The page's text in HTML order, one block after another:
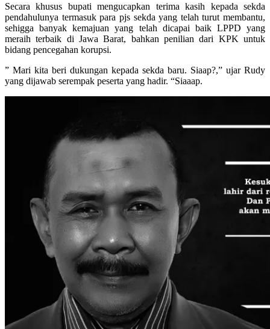
Secara khusus bupati mengucapkan terima kasih kepada sekda
pendahulunya termasuk para pjs sekda yang telah turut membantu,
sehigga banyak kemajuan yang telah dicapai baik LPPD yang
meraih terbaik di Jawa Barat, bahkan penilian dari KPK untuk
bidang pencegahan korupsi.
” Mari kita beri dukungan kepada sekda baru. Siaap?,” ujar Rudy
yang dijawab serempak peserta yang hadir. “Siaaap.